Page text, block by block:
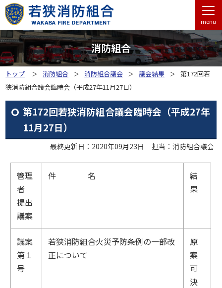
menu
消防組合
トップ 消防組合 消防組合議会 議会結果
第172回若
狭消防組合議会臨時会（平成27年11月27日）
第172回若狭消防組合議会臨時会（平成27年
11月27日）
最終更新日：2020年09月23日 担当：消防組合議会
管理
者
提出
議案
件 名
結
果
議案
第１
号
若狭消防組合火災予防条例の一部改
正について
原
案
可
決